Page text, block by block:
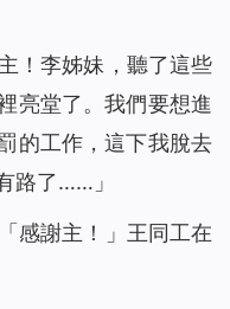
！李姊妹，聽了這些
亮堂了。我們要想進
的工作，這下我脫去
路了……」
感謝主！」王同工在